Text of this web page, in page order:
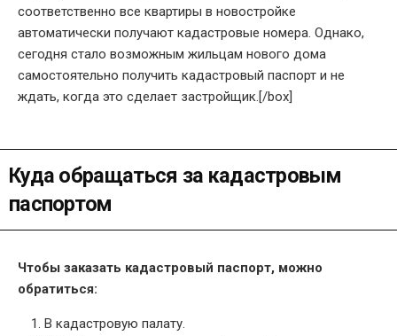
соответственно все квартиры в новостройке
автоматически получают кадастровые номера. Однако,
сегодня стало возможным жильцам нового дома
самостоятельно получить кадастровый паспорт и не
ждать, когда это сделает застройщик.[/box]
Куда обращаться за кадастровым
паспортом
Чтобы заказать кадастровый паспорт, можно
обратиться:
В кадастровую палату.